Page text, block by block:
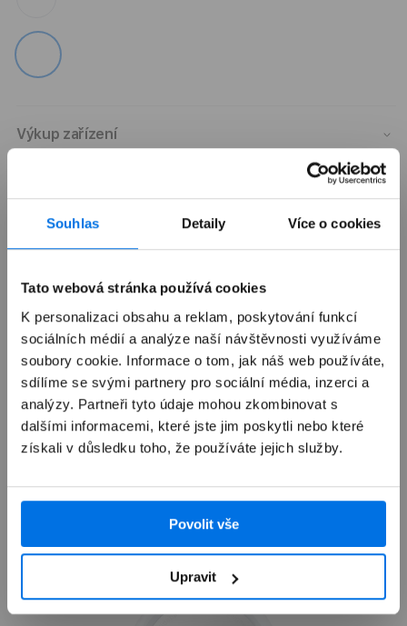
Souhlas Detaily Více o cookies
Tato webová stránka používá cookies
K personalizaci obsahu a reklam, poskytování funkcí
sociálních médií a analýze naší návštěvnosti využíváme
soubory cookie. Informace o tom, jak náš web používáte,
sdílíme se svými partnery pro sociální média, inzerci a
analýzy. Partneři tyto údaje mohou zkombinovat s
dalšími informacemi, které jste jim poskytli nebo které
získali v důsledku toho, že používáte jejich služby.
Povolit vše
Upravit
Výkup zařízení
Možnosti doručení
Přehled
Popis
55% obsahem recyklovaného silikonu a má na vnější
straně hedvábně jemný povrch, který se příjemně
drží. Na vnitřní straně přístroj chrání podšívka z
jemného mikrovlákna. Kryt hladce funguje s
Ovládáním fotoaparátu – má safírovou plošku s
vodivou vrstvou, která přenáší pohyby prstu z krytu
Specifikace
Mohlo by se ti taky líbit